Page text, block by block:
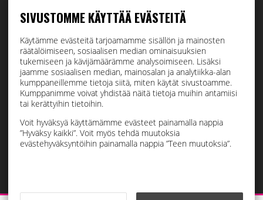
SIVUSTOMME KÄYTTÄÄ EVÄSTEITÄ
Käytämme evästeitä tarjoamamme sisällön ja mainosten
räätälöimiseen, sosiaalisen median ominaisuuksien
tukemiseen ja kävijämäärämme analysoimiseen. Lisäksi
jaamme sosiaalisen median, mainosalan ja analytiikka-alan
kumppaneillemme tietoja siitä, miten käytät sivustoamme.
Kumppanimme voivat yhdistää näitä tietoja muihin antamiisi
tai kerättyihin tietoihin.
Voit hyväksyä käyttämämme evästeet painamalla nappia
”Hyväksy kaikki”. Voit myös tehdä muutoksia
evästehyväksyntöihin painamalla nappia ”Teen muutoksia”.
sähköpostiisi.
Hyväksyn henkilötietojen tallentamisen ( lue
Tilaa